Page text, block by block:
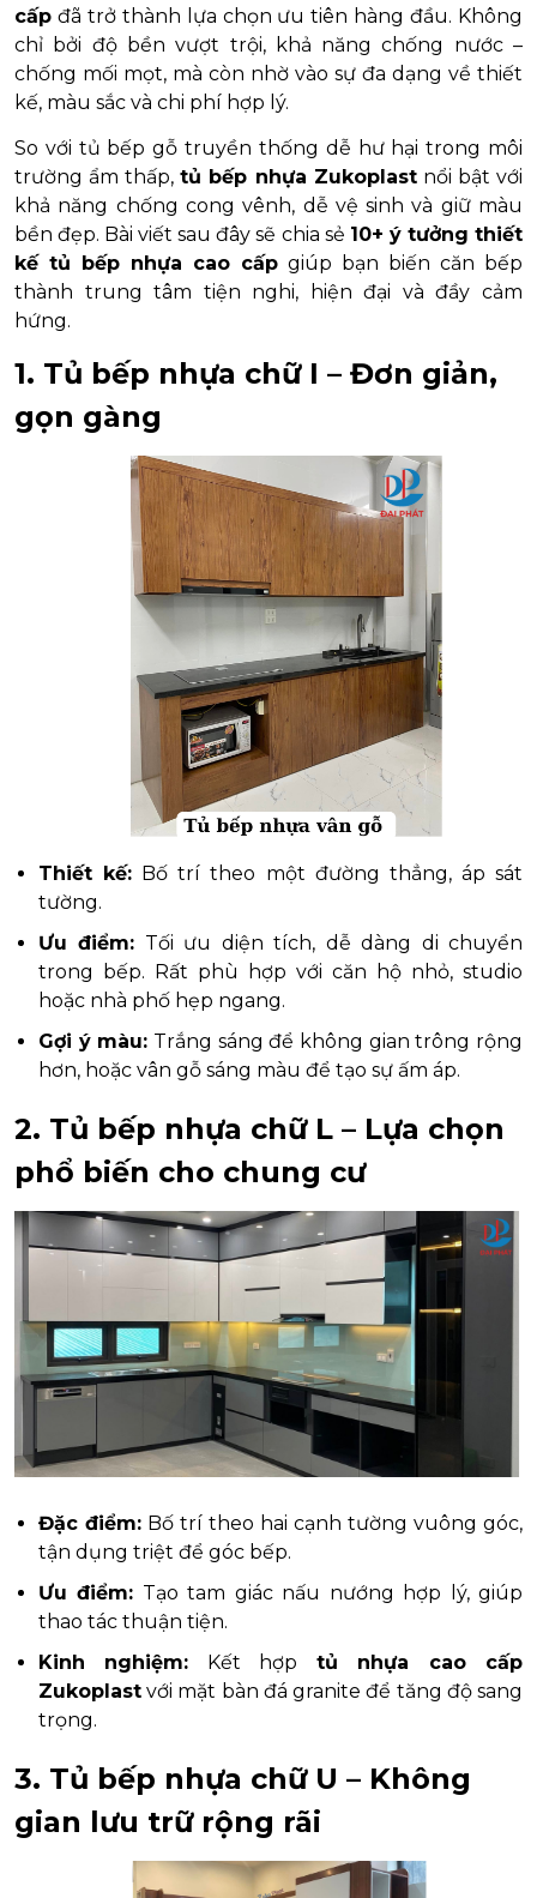
cấp đã trở thành lựa chọn ưu tiên hàng đầu. Không
chỉ bởi độ bền vượt trội, khả năng chống nước –
chống mối mọt, mà còn nhờ vào sự đa dạng về thiết
kế, màu sắc và chi phí hợp lý.
So với tủ bếp gỗ truyền thống dễ hư hại trong môi
trường ẩm thấp,tủ bếp nhựa Zukoplastnổi bật với
khả năng chống cong vênh, dễ vệ sinh và giữ màu
bền đẹp. Bài viết sau đây sẽ chia sẻ 10+ ý tưởng thiết
kế tủ bếp nhựa cao cấp giúp bạn biến căn bếp
thành trung tâm tiện nghi, hiện đại và đầy cảm
hứng.
1. Tủ bếp nhựa chữ I – Đơn giản,
gọn gàng
Thiết kế: Bố trí theo một đường thẳng, áp sát
tường.
Ưu điểm: Tối ưu diện tích, dễ dàng di chuyển
trong bếp. Rất phù hợp với căn hộ nhỏ, studio
hoặc nhà phố hẹp ngang.
Gợi ý màu: Trắng sáng để không gian trông rộng
hơn, hoặc vân gỗ sáng màu để tạo sự ấm áp.
2. Tủ bếp nhựa chữ L – Lựa chọn
phổ biến cho chung cư
Đặc điểm: Bố trí theo hai cạnh tường vuông góc,
tận dụng triệt để góc bếp.
Ưu điểm: Tạo tam giác nấu nướng hợp lý, giúp
thao tác thuận tiện.
Kinh nghiệm: Kết hợp tủ nhựa cao cấp
Zukoplast với mặt bàn đá granite để tăng độ sang
trọng.
3. Tủ bếp nhựa chữ U – Không
gian lưu trữ rộng rãi